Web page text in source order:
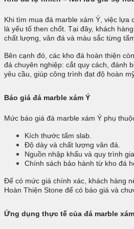
Khi tìm mua đá marble xám Ý, việc lựa
là yếu tố then chốt. Tại đây, khách
chất lượng, vân đá và màu sắc từng
Bên cạnh đó, các kho đá hoàn thiện
đá chuyên nghiệp: cắt quy cách, đánh
yêu cầu, giúp công trình đạt độ hoàn
Báo giá đá marble xám Ý
Mức báo giá đá marble xám Ý phụ
Kích thước tấm slab.
Độ dày và chất lượng vân đá.
Nguồn nhập khẩu và quy trình
Chính sách bảo hành từ kho đá
Để có mức giá chính xác, khách hàng
Hoàn Thiện Stone để có báo giá và
Ứng dụng thực tế của đá marble